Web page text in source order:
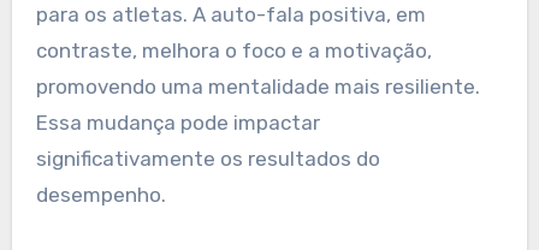
para os atletas. A auto-fala positiva, em
contraste, melhora o foco e a motivação,
promovendo uma mentalidade mais resiliente.
Essa mudança pode impactar
significativamente os resultados do
desempenho.